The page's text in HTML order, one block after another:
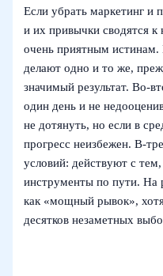
Если убрать маркетинг и
и их привычки сводятся
очень приятным
делают одно и то же,
значимый результат.
один день и не
не дотянуть, но если в
прогресс неизбежен. В-
условий: действуют с
инструменты по пути. На
как «мощный рывок»,
десятков незаметных